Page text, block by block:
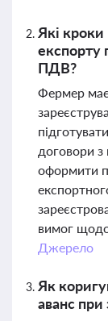
Які
експорту
ПДВ?
Фермер
договори з
оформити
вимог
Джерело
Як
аванс при